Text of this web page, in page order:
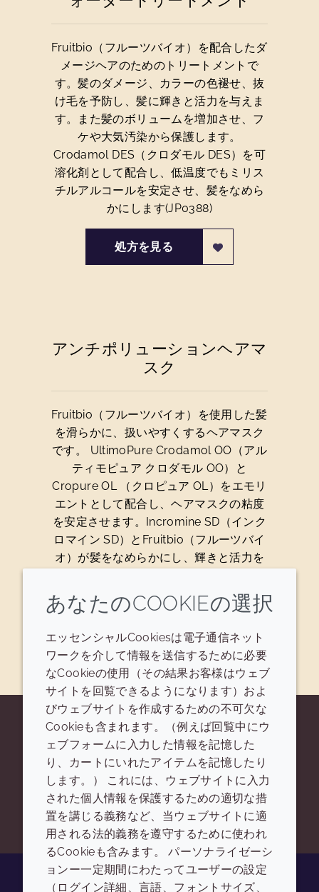
Fruitbio（フルーツバイオ）を配合したダ
メージヘアのためのトリートメントで
す。髪のダメージ、カラーの色褪せ、抜
け毛を予防し、髪に輝きと活力を与えま
す。また髪のボリュームを増加させ、フ
ケや大気汚染から保護します。
Crodamol DES（クロダモル DES）を可
溶化剤として配合し、低温度でもミリス
チルアルコールを安定させ、髪をなめら
かにします(JP0388)
処方を見る
アンチポリューションヘアマ
スク
Fruitbio（フルーツバイオ）を使用した髪
を滑らかに、扱いやすくするヘアマスク
です。 UltimoPure Crodamol OO（アル
ティモピュア クロダモル OO）と
Cropure OL （クロピュア OL）をエモリ
エントとして配合し、ヘアマスクの粘度
を安定させます。Incromine SD（インク
ロマイン SD）とFruitbio（フルーツバイ
オ）が髪をなめらかにし、輝きと活力を
処方を見る
探しているものが見つかりません
か？
お問い合わせ
あなたのCOOKIEの選択
エッセンシャルCookiesは電子通信ネット
ワークを介して情報を送信するために必要
なCookieの使用（その結果お客様はウェブ
サイトを回覧できるようになります）およ
びウェブサイトを作成するための不可欠な
Cookieも含まれます。（例えば回覧中にウ
ェブフォームに入力した情報を記憶した
り、カートにいれたアイテムを記憶したり
します。） これには、ウェブサイトに入力
された個人情報を保護するための適切な措
置を講じる義務など、当ウェブサイトに適
用される法的義務を遵守するために使われ
るCookieも含みます。 パーソナライゼーシ
ョンー一定期間にわたってユーザーの設定
（ログイン詳細、言語、フォントサイズ、